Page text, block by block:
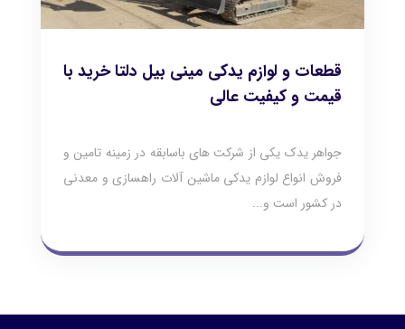
قطعات و لوازم یدکی مینی بیل دلتا خرید با
قیمت و کیفیت عالی
جواهر یدک یکی از شرکت های باسابقه در زمینه تامین و
فروش انواع لوازم یدکی ماشین آلات راهسازی و معدنی
در کشور است و...